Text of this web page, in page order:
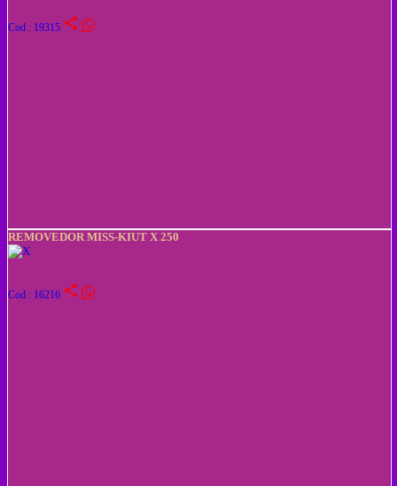
Cod : 19315 share
REMOVEDOR MISS-KIUT X 250
Cod : 16216 share